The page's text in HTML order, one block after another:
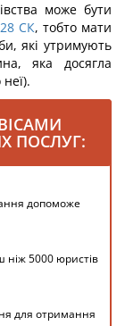
може бути
СК, тобто мати
які утримують
яка досягла
ПОСЛУГ:
допоможе
ніж 5000 юристів
для отримання